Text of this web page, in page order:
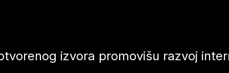
izvora promovišu razvoj